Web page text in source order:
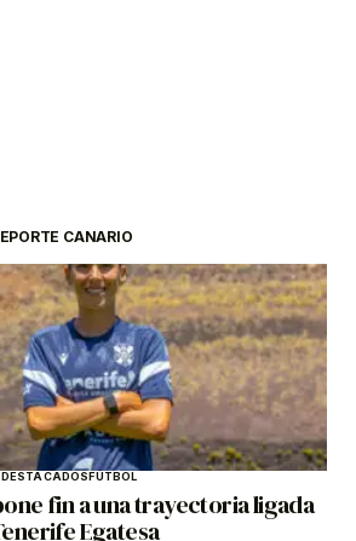
CANARIO
DESTACADOSFÚTBOL
fin a una trayectoria ligada
Egatesa